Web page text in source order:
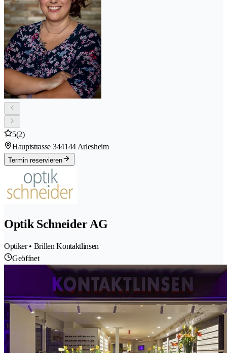
5(2)
Hauptstrasse 344144 Arlesheim
Termin reservieren
Optik Schneider AG
Optiker • Brillen Kontaktlinsen
Geöffnet